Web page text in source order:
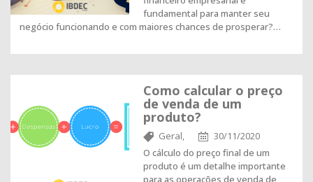
fundamental para manter seu
negócio funcionando e com maiores chances de prosperar?…
Como calcular o preço
de venda de um
produto?
Geral,
30/11/2020
O cálculo do preço final de um
produto é um detalhe importante
para as operações de venda de